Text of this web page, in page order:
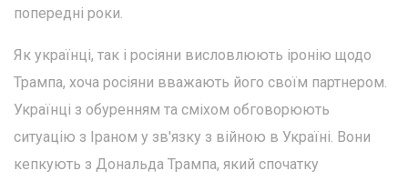
попередні роки.
Як українці, так і росіяни висловлюють іронію щодо
Трампа, хоча росіяни вважають його своїм партнером.
Українці з обуренням та сміхом обговорюють
ситуацію з Іраном у зв'язку з війною в Україні. Вони
кепкують з Дональда Трампа, який спочатку